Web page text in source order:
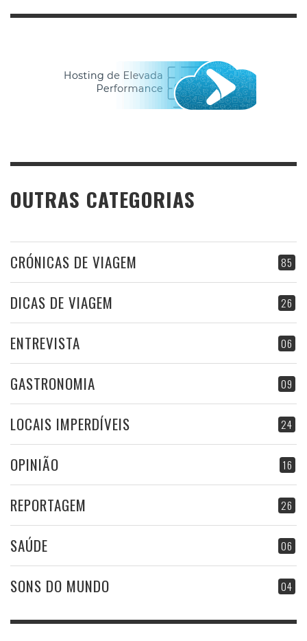
OUTRAS CATEGORIAS
85
CRÓNICAS DE VIAGEM
26
DICAS DE VIAGEM
06
ENTREVISTA
09
GASTRONOMIA
24
LOCAIS IMPERDÍVEIS
16
OPINIÃO
26
REPORTAGEM
06
SAÚDE
04
SONS DO MUNDO